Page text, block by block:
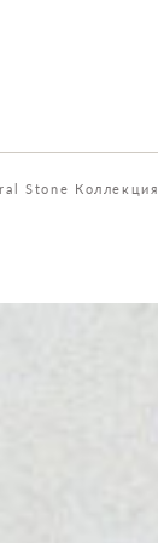
Stone Коллекция